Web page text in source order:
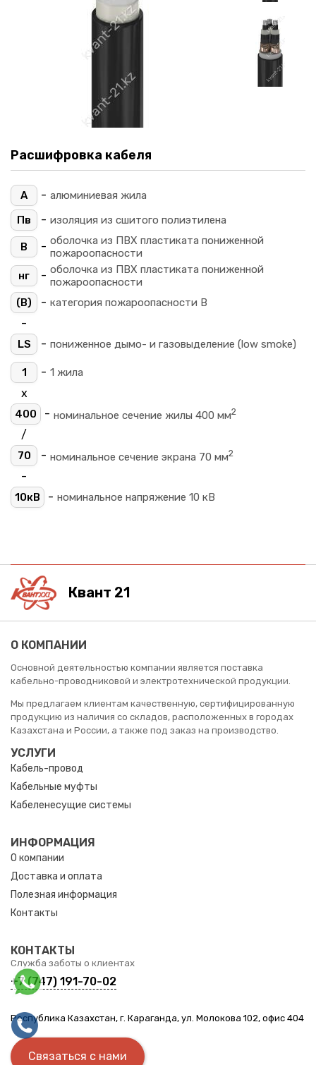
Расшифровка кабеля
А - алюминиевая жила
Пв
- изоляция из сшитого полиэтилена
В - оболочка из ПВХ пластиката пониженной
пожароопасности
нг
- оболочка из ПВХ пластиката пониженной
пожароопасности
(B)
- категория пожароопасности B
-
LS - пониженное дымо- и газовыделение (low smoke)
1 - 1 жила
х
400 - номинальное сечение жилы 400 мм2
/
70 - номинальное сечение экрана 70 мм2
-
10кВ - номинальное напряжение 10 кВ
Квант 21
О КОМПАНИИ
Основной деятельностью компании является поставка
кабельно-проводниковой и электротехнической продукции.
Мы предлагаем клиентам качественную, сертифицированную
продукцию из наличия со складов, расположенных в городах
Казахстана и России, а также под заказ на производство.
УСЛУГИ
Кабель-провод
Кабельные муфты
Кабеленесущие системы
ИНФОРМАЦИЯ
О компании
Доставка и оплата
Полезная информация
Контакты
КОНТАКТЫ
Служба заботы о клиентах
+7 (747) 191-70-02
Республика Казахстан, г. Караганда, ул. Молокова 102, офис 404
Связаться с нами